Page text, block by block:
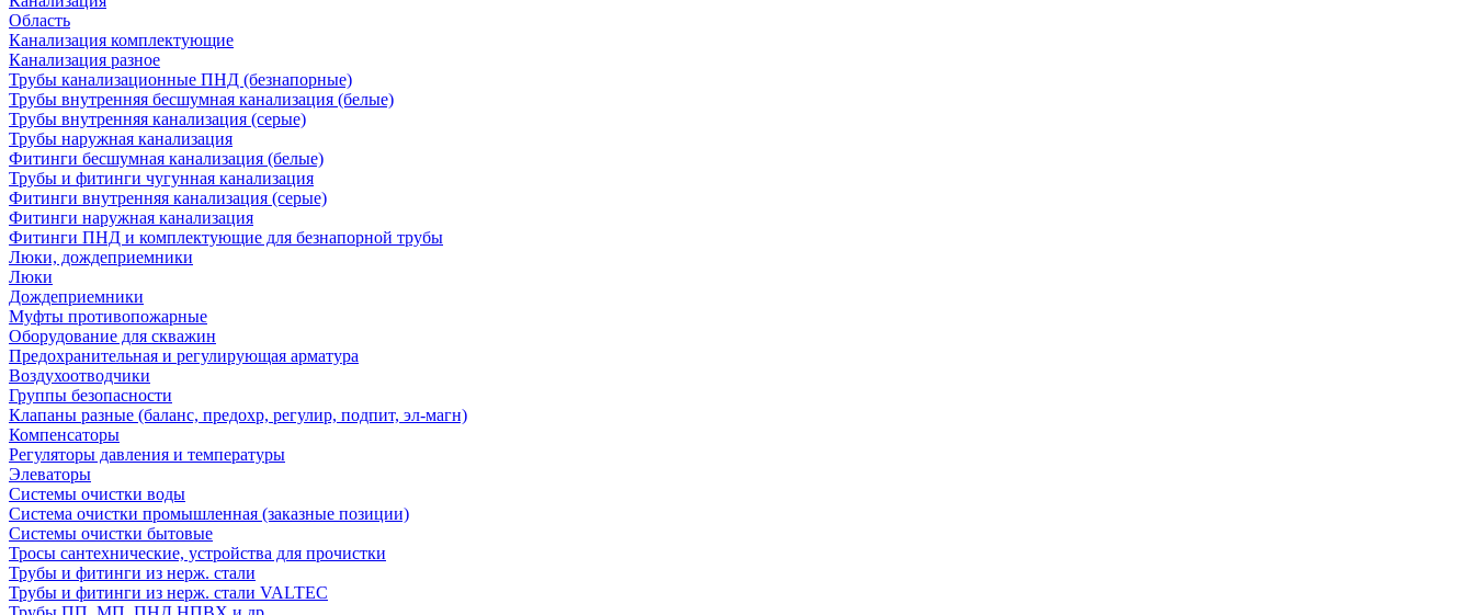
Область
Канализация комплектующие
Канализация разное
Трубы канализационные ПНД (безнапорные)
Трубы внутренняя бесшумная канализация (белые)
Трубы внутренняя канализация (серые)
Трубы наружная канализация
Фитинги бесшумная канализация (белые)
Трубы и фитинги чугунная канализация
Фитинги внутренняя канализация (серые)
Фитинги наружная канализация
Фитинги ПНД и комплектующие для безнапорной трубы
Люки, дождеприемники
Люки
Дождеприемники
Муфты противопожарные
Оборудование для скважин
Предохранительная и регулирующая арматура
Воздухоотводчики
Группы безопасности
Клапаны разные (баланс, предохр, регулир, подпит, эл-магн)
Компенсаторы
Регуляторы давления и температуры
Элеваторы
Системы очистки воды
Система очистки промышленная (заказные позиции)
Системы очистки бытовые
Тросы сантехнические, устройства для прочистки
Трубы и фитинги из нерж. стали
Трубы и фитинги из нерж. стали VALTEC